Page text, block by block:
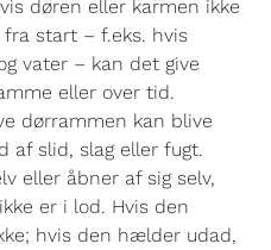
døren eller karmen ikke
start – f.eks. hvis
vater – kan det give
eller over tid.
dørrammen kan blive
af slid, slag eller fugt.
eller åbner af sig selv,
er i lod. Hvis den
hvis den hælder udad,